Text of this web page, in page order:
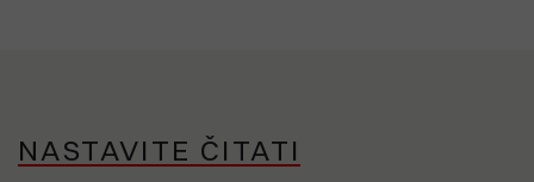
NASTAVITE ČITATI